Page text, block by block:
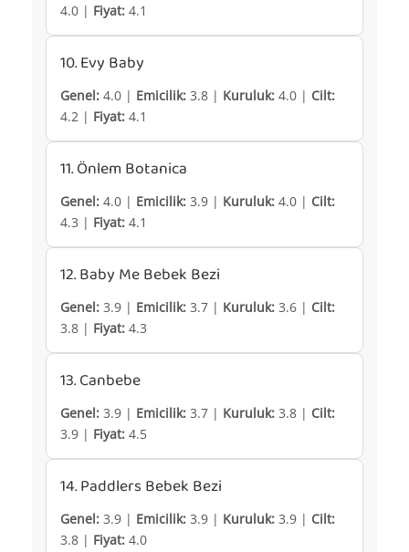
4.0 | Fiyat: 4.1
10. Evy Baby
Genel: 4.0 | Emicilik: 3.8 | Kuruluk: 4.0 | Cilt:
4.2 | Fiyat: 4.1
11. Önlem Botanica
Genel: 4.0 | Emicilik: 3.9 | Kuruluk: 4.0 | Cilt:
4.3 | Fiyat: 4.1
12. Baby Me Bebek Bezi
Genel: 3.9 | Emicilik: 3.7 | Kuruluk: 3.6 | Cilt:
3.8 | Fiyat: 4.3
13. Canbebe
Genel: 3.9 | Emicilik: 3.7 | Kuruluk: 3.8 | Cilt:
3.9 | Fiyat: 4.5
14. Paddlers Bebek Bezi
Genel: 3.9 | Emicilik: 3.9 | Kuruluk: 3.9 | Cilt:
3.8 | Fiyat: 4.0